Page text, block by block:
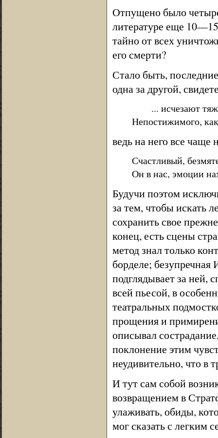
Отпущено было
литературе еще
тайно от всех
его смерти?
Стало быть,
одна за другой,
... исчезают
Непостижимого,
ведь на него все чаще
Счастливый,
Он в нас, эмоции
Будучи поэтом
за тем, чтобы искать
сохранить свое
конец, есть сцены
метод знал только
борделе; безупречная
подглядывает за ней,
всей пьесой, в
театральных
прощения и
описывал
поклонение этим
неудивительно, что в
И тут сам собой
возвращением в
улаживать, обиды,
мог сказать с легким